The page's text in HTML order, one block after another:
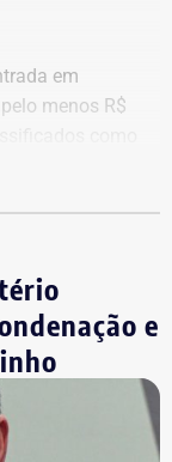
em
menos R$
na
por
dos relógios.
e